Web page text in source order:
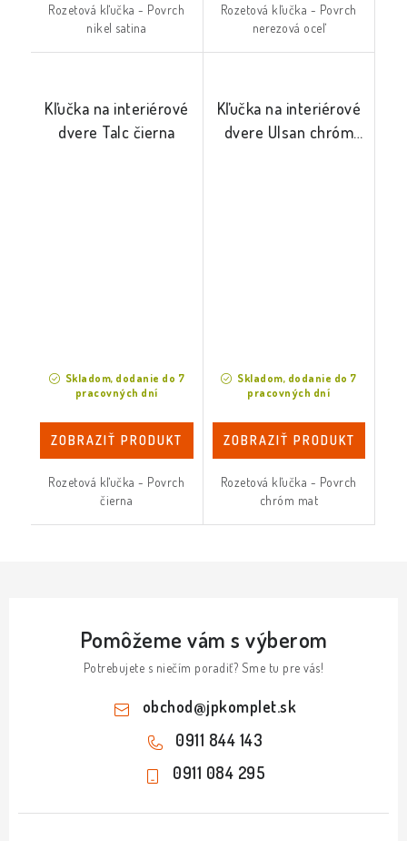
Rozetová kľučka - Povrch
nikel satina
Rozetová kľučka - Povrch
nerezová oceľ
Kľučka na interiérové
dvere Talc čierna
Skladom, dodanie do 7
pracovných dní
ZOBRAZIŤ PRODUKT
Rozetová kľučka - Povrch
čierna
Kľučka na interiérové
dvere Ulsan chróm
Skladom, dodanie do 7
pracovných dní
ZOBRAZIŤ PRODUKT
Rozetová kľučka - Povrch
chróm mat
Pomôžeme vám s výberom
Potrebujete s niečím poradiť? Sme tu pre vás!
obchod@jpkomplet.sk
0911 844 143
0911 084 295